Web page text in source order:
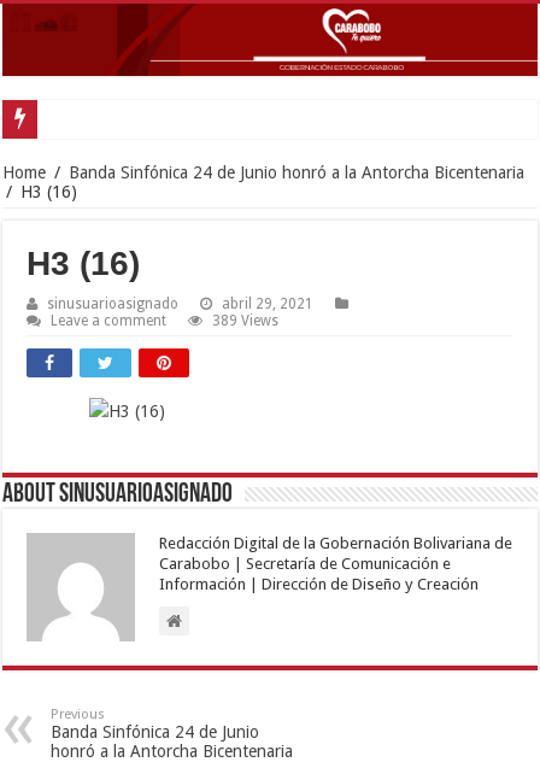
Home / Banda Sinfónica 24 de Junio honró a la Antorcha Bicentenaria
/ H3 (16)
H3 (16)
sinusuarioasignado
abril 29, 2021
Leave a comment
389 Views
About sinusuarioasignado
Redacción Digital de la Gobernación Bolivariana de
Carabobo | Secretaría de Comunicación e
Información | Dirección de Diseño y Creación
Previous
Banda Sinfónica 24 de Junio
honró a la Antorcha Bicentenaria